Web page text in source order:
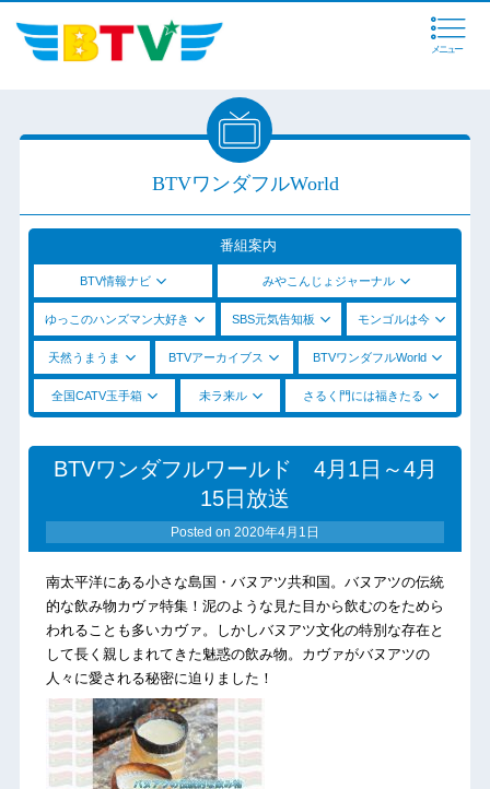
メニュー
BTVワンダフルWorld
番組案内
BTV情報ナビ みやこんじょジャーナル
ゆっこのハンズマン大好き SBS元気告知板 モンゴルは今
天然うまうま BTVアーカイブス BTVワンダフルWorld
全国CATV玉手箱 未ラ来ル さるく門には福きたる
BTVワンダフルワールド 4月1日～4月
15日放送
Posted on 2020年4月1日
南太平洋にある小さな島国・バヌアツ共和国。バヌアツの伝統
的な飲み物カヴァ特集！泥のような見た目から飲むのをためら
われることも多いカヴァ。しかしバヌアツ文化の特別な存在と
して長く親しまれてきた魅惑の飲み物。カヴァがバヌアツの
人々に愛される秘密に迫りました！